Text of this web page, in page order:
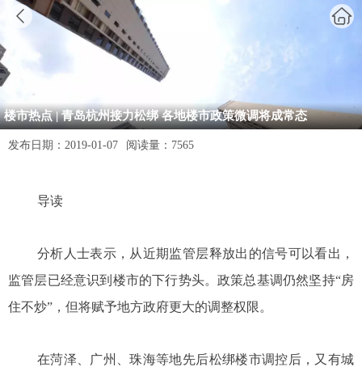
楼市热点 | 青岛杭州接力松绑 各地楼市政策微调将成常态
发布日期： 2019-01-07 阅读量： 7565
导读
分析人士表示，从近期监管层释放出的信号可以看出，
监管层已经意识到楼市的下行势头。政策总基调仍然坚持“房
住不炒”，但将赋予地方政府更大的调整权限。
在菏泽、广州、珠海等地先后松绑楼市调控后，又有城